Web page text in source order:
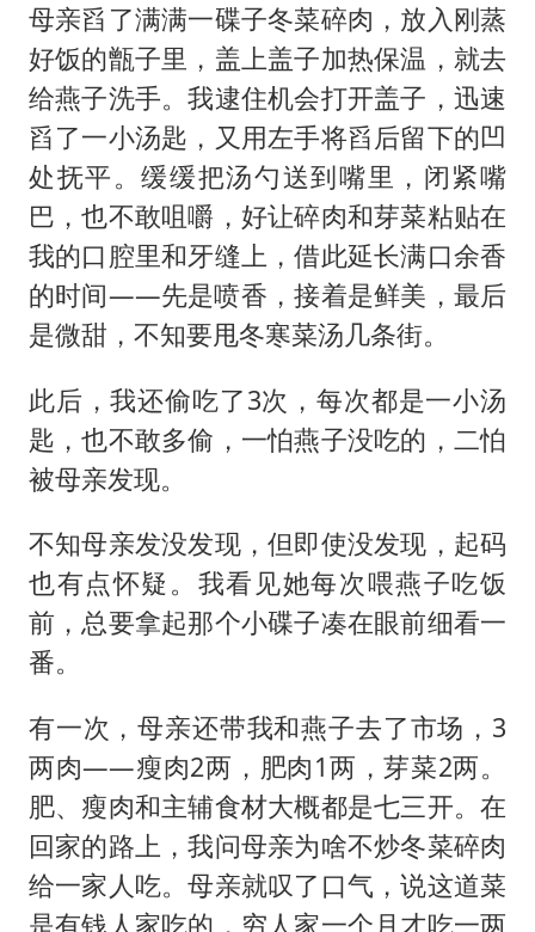
母亲舀了满满一碟子冬菜碎肉，放入刚蒸
好饭的甑子里，盖上盖子加热保温，就去
给燕子洗手。我逮住机会打开盖子，迅速
舀了一小汤匙，又用左手将舀后留下的凹
处抚平。缓缓把汤勺送到嘴里，闭紧嘴
巴，也不敢咀嚼，好让碎肉和芽菜粘贴在
我的口腔里和牙缝上，借此延长满口余香
的时间——先是喷香，接着是鲜美，最后
是微甜，不知要甩冬寒菜汤几条街。
此后，我还偷吃了3次，每次都是一小汤
匙，也不敢多偷，一怕燕子没吃的，二怕
被母亲发现。
不知母亲发没发现，但即使没发现，起码
也有点怀疑。我看见她每次喂燕子吃饭
前，总要拿起那个小碟子凑在眼前细看一
番。
有一次，母亲还带我和燕子去了市场，3
两肉——瘦肉2两，肥肉1两，芽菜2两。
肥、瘦肉和主辅食材大概都是七三开。在
回家的路上，我问母亲为啥不炒冬菜碎肉
给一家人吃。母亲就叹了口气，说这道菜
是有钱人家吃的，穷人家一个月才吃一两